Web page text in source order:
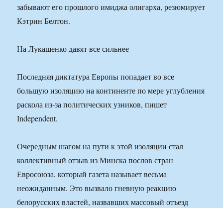
забывают его прошлого имиджа олигарха, резюмирует
Кэтрин Белтон.
На Лукашенко давят все сильнее
Последняя диктатура Европы попадает во все
большую изоляцию на континенте по мере углубления
раскола из-за политических узников, пишет
Independent.
Очередным шагом на пути к этой изоляции стал
коллективный отзыв из Минска послов стран
Евросоюза, который газета называет весьма
неожиданным. Это вызвало гневную реакцию
белорусских властей, назвавших массовый отъезд